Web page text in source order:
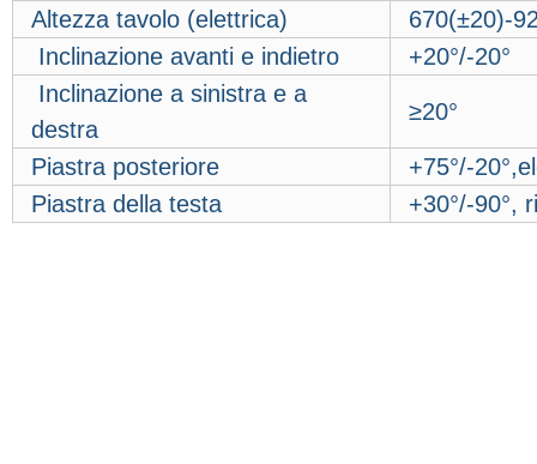
Altezza tavolo (elettrica)
670(±20)-
Inclinazione avanti e indietro
+20°/-20°
Inclinazione a sinistra e a
destra
≥20°
Piastra posteriore
+75°/-
Piastra della testa
+30°/-90°,